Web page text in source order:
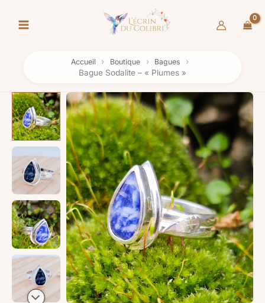
Accueil Boutique Bagues
Bague Sodalite – « Plumes »